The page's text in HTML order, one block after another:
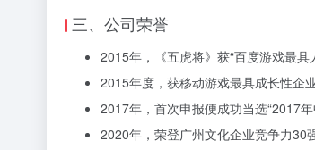
三、公司荣誉
2015年，《五虎将》获“百度游戏最具
2015年度，获移动游戏最具成长性企
2017年，首次申报便成功当选“2017年
2020年，荣登广州文化企业竞争力30